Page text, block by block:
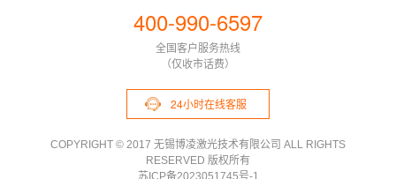
400-990-6597
全国客户服务热线
（仅收市话费）
24小时在线客服
COPYRIGHT © 2017 无锡博凌激光技术有限公司 ALL RIGHTS
RESERVED 版权所有
苏ICP备2023051745号-1